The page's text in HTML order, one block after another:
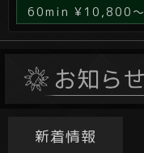
60min ¥10,800～
新着情報